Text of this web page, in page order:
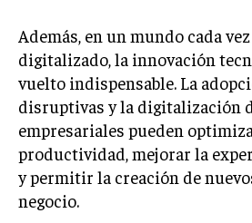
Además, en un mundo cada
digitalizado, la innovación
vuelto indispensable. La
disruptivas y la digitalización
empresariales pueden
productividad, mejorar la
y permitir la creación de
negocio.